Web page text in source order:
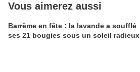
Vous aimerez aussi
Barrême en fête : la lavande a soufflé
ses 21 bougies sous un soleil radieux